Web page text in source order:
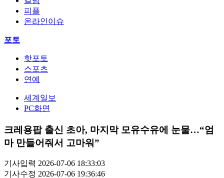
피플
온라인이슈
포토
핫포토
스포츠
연예
세계일보
PC화면
크레용팝 출신 초아, 마지막 모유수유에 눈물…“엄
마 만들어줘서 고마워”
기사입력 2026-07-06 18:33:03
기사수정 2026-07-06 19:36:46